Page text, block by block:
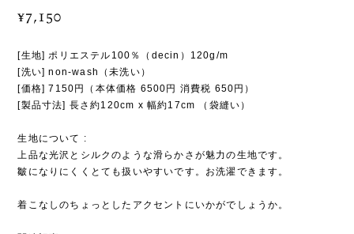
¥7,150
[生地] ポリエステル100％（decin）120g/m
[洗い] non-wash（未洗い）
[価格] 7150円（本体価格 6500円 消費税 650円）
[製品寸法] 長さ約120cm x 幅約17cm （袋縫い）
生地について :
上品な光沢とシルクのような滑らかさが魅力の生地です。
皺になりにくくとても扱いやすいです。お洗濯できます。
着こなしのちょっとしたアクセントにいかがでしょうか。